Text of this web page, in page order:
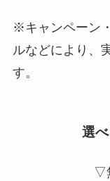
※キャンペーン
ルなどにより、
す。
選
▽